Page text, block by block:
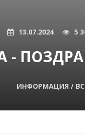
13.07.2024 5
-
ИНФОРМАЦИЯ /